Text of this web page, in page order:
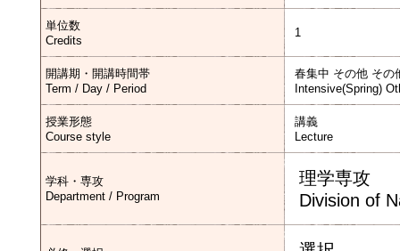
単位数
Credits
1
開講期・開講時間帯
Term / Day / Period
春集中 その他 その
Intensive(Spring)
授業形態
Course style
講義
Lecture
学科・専攻
Department / Program
理学専攻
Division of